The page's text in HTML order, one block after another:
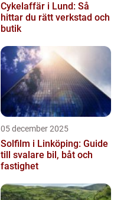
Cykelaffär i Lund: Så
hittar du rätt verkstad och
butik
05 december 2025
Solfilm i Linköping: Guide
till svalare bil, båt och
fastighet